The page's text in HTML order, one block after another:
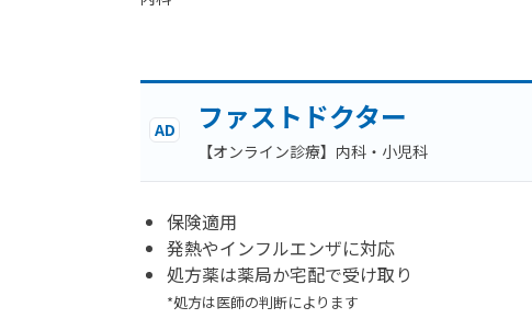
AD ファストドクター
【オンライン診療】内科・小児科
保険適用
発熱やインフルエンザに対応
処方薬は薬局か宅配で受け取り
*処方は医師の判断によります